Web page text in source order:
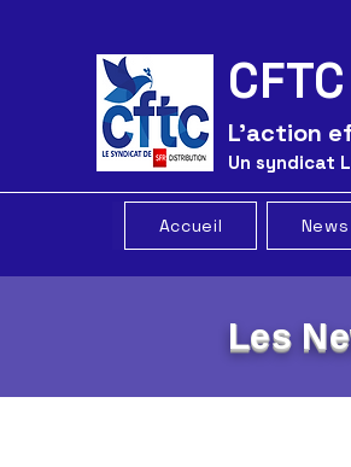
L'action
Un syndicat
Accueil News
Les